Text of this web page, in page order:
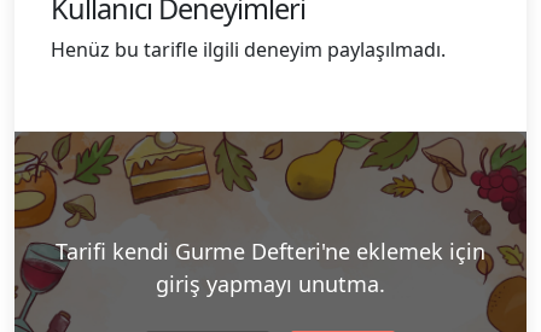
Kullanıcı Deneyimleri
Henüz bu tarifle ilgili deneyim paylaşılmadı.
Tarifi kendi Gurme Defteri'ne eklemek için
giriş yapmayı unutma.